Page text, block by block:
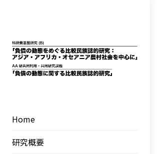
content
Home
研究概要